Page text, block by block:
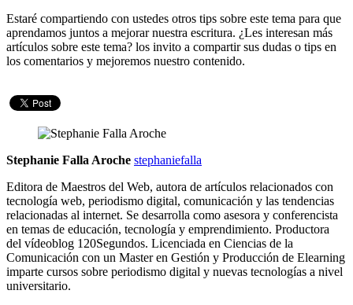
Estaré compartiendo con ustedes otros tips sobre este tema para que
aprendamos juntos a mejorar nuestra escritura. ¿Les interesan más
artículos sobre este tema? los invito a compartir sus dudas o tips en
los comentarios y mejoremos nuestro contenido.
Stephanie Falla Aroche stephaniefalla
Editora de Maestros del Web, autora de artículos relacionados con
tecnología web, periodismo digital, comunicación y las tendencias
relacionadas al internet. Se desarrolla como asesora y conferencista
en temas de educación, tecnología y emprendimiento. Productora
del vídeoblog 120Segundos. Licenciada en Ciencias de la
Comunicación con un Master en Gestión y Producción de Elearning
imparte cursos sobre periodismo digital y nuevas tecnologías a nivel
universitario.